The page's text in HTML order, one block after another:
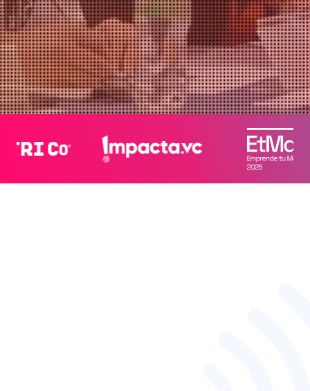
Agregar a Calendar